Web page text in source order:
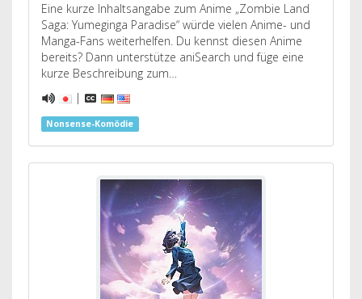
Eine kurze Inhaltsangabe zum Anime „Zombie Land
Saga: Yumeginga Paradise“ würde vielen Anime- und
Manga-Fans weiterhelfen. Du kennst diesen Anime
bereits? Dann unterstütze aniSearch und füge eine
kurze Beschreibung zum…
|
Nonsense-Komödie